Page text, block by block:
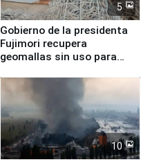
5
Gobierno de la presidenta
Fujimori recupera
geomallas sin uso para
Fenómeno El Niño
10